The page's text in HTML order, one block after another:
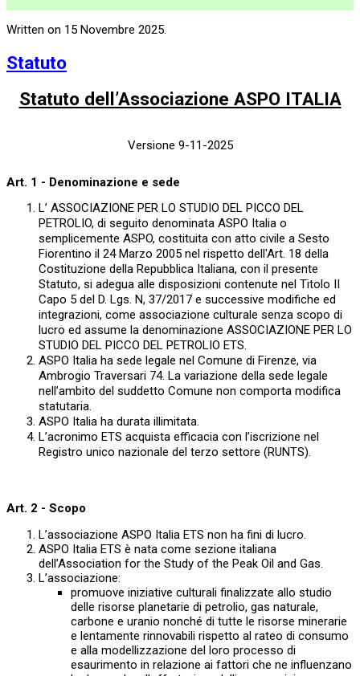
Written on 15 Novembre 2025.
Statuto
Statuto dell’Associazione ASPO ITALIA
Versione 9-11-2025
Art. 1 - Denominazione e sede
L’ ASSOCIAZIONE PER LO STUDIO DEL PICCO DEL
PETROLIO, di seguito denominata ASPO Italia o
semplicemente ASPO, costituita con atto civile a Sesto
Fiorentino il 24 Marzo 2005 nel rispetto dell'Art. 18 della
Costituzione della Repubblica Italiana, con il presente
Statuto, si adegua alle disposizioni contenute nel Titolo II
Capo 5 del D. Lgs. N, 37/2017 e successive modifiche ed
integrazioni, come associazione culturale senza scopo di
lucro ed assume la denominazione ASSOCIAZIONE PER LO
STUDIO DEL PICCO DEL PETROLIO ETS.
ASPO Italia ha sede legale nel Comune di Firenze, via
Ambrogio Traversari 74. La variazione della sede legale
nell’ambito del suddetto Comune non comporta modifica
statutaria.
ASPO Italia ha durata illimitata.
L’acronimo ETS acquista efficacia con l’iscrizione nel
Registro unico nazionale del terzo settore (RUNTS).
Art. 2 - Scopo
L’associazione ASPO Italia ETS non ha fini di lucro.
ASPO Italia ETS è nata come sezione italiana
dell’Association for the Study of the Peak Oil and Gas.
L’associazione:
promuove iniziative culturali finalizzate allo studio
delle risorse planetarie di petrolio, gas naturale,
carbone e uranio nonché di tutte le risorse minerarie
e lentamente rinnovabili rispetto al rateo di consumo
e alla modellizzazione del loro processo di
esaurimento in relazione ai fattori che ne influenzano